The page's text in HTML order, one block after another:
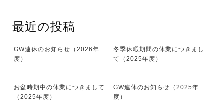
最近の投稿
GW連休のお知らせ（2026年
度）
冬季休暇期間の休業につきまし
て（2025年度）
お盆時期中の休業につきまして
（2025年度）
GW連休のお知らせ（2025年
度）